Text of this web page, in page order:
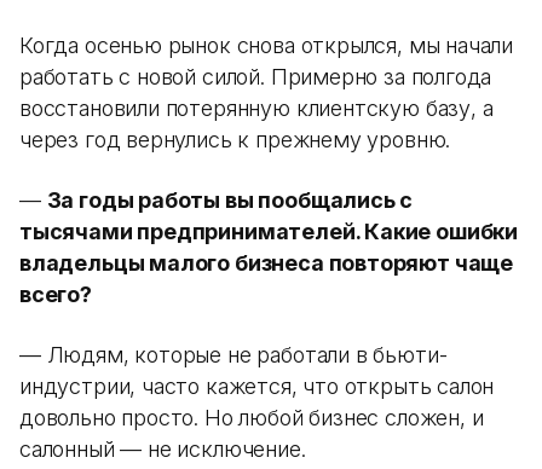
Когда осенью рынок снова открылся, мы начали
работать с новой силой. Примерно за полгода
восстановили потерянную клиентскую базу, а
через год вернулись к прежнему уровню.
— За годы работы вы пообщались с
тысячами предпринимателей. Какие ошибки
владельцы малого бизнеса повторяют чаще
всего?
— Людям, которые не работали в бьюти-
индустрии, часто кажется, что открыть салон
довольно просто. Но любой бизнес сложен, и
салонный — не исключение.